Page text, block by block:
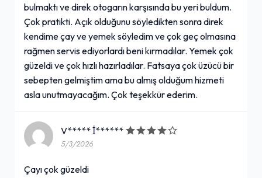
bulmaktı ve direk otogarın karşısında bu yeri buldum.
Çok pratikti. Açık olduğunu söyledikten sonra direk
kendime çay ve yemek söyledim ve çok geç olmasına
rağmen servis ediyorlardı beni kırmadılar. Yemek çok
güzeldi ve çok hızlı hazırladılar. Fatsaya çok üzücü bir
sebepten gelmiştim ama bu almış olduğum hizmeti
asla unutmayacağım. Çok teşekkür ederim.
V***** İ******
5/3/2026
Çayı çok güzeldi